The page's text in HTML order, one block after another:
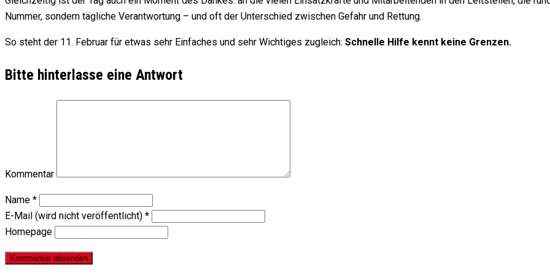
Nummer, sondern tägliche Verantwortung – und oft der Unterschied zwischen Gefahr und Rettung.
So steht der 11. Februar für etwas sehr Einfaches und sehr Wichtiges zugleich: Schnelle Hilfe kennt keine Grenzen.
Bitte hinterlasse eine Antwort
Kommentar
Name *
E-Mail (wird nicht veröffentlicht) *
Homepage